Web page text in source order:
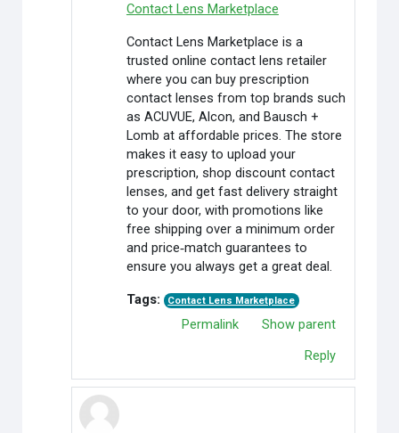
Contact Lens Marketplace
Contact Lens Marketplace is a
trusted online contact lens retailer
where you can buy prescription
contact lenses from top brands such
as ACUVUE, Alcon, and Bausch +
Lomb at affordable prices. The store
makes it easy to upload your
prescription, shop discount contact
lenses, and get fast delivery straight
to your door, with promotions like
free shipping over a minimum order
and price‑match guarantees to
ensure you always get a great deal.
Tags: Contact Lens Marketplace
Permalink
Show parent
Reply